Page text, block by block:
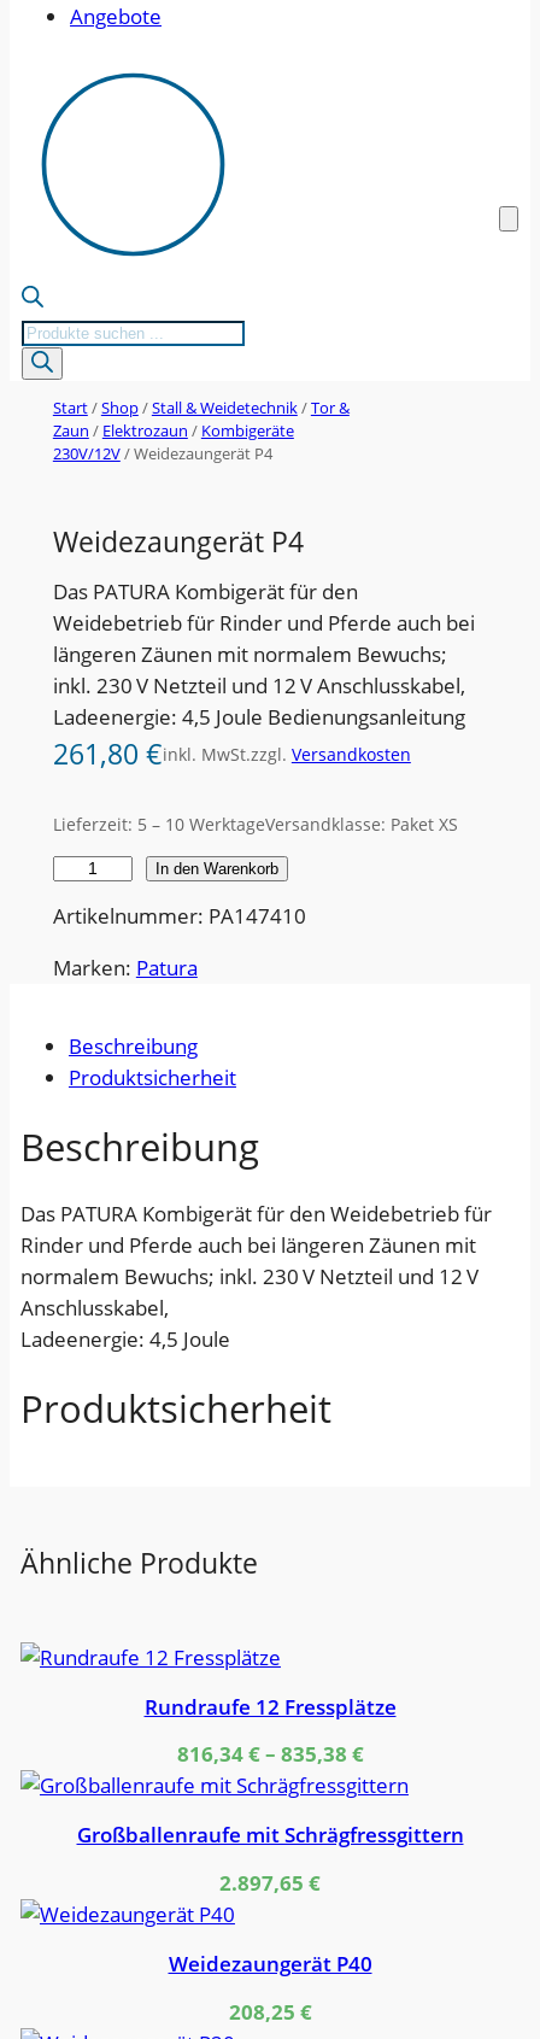
Angebote
Products
search
Start/Shop/Stall & Weidetechnik/Tor &
Zaun / Elektrozaun / Kombigeräte
230V/12V/ Weidezaungerät P4
Weidezaungerät P4
Das PATURA Kombigerät für den
Weidebetrieb für Rinder und Pferde auch bei
längeren Zäunen mit normalem Bewuchs;
inkl. 230 V Netzteil und 12 V Anschlusskabel,
Ladeenergie: 4,5 Joule Bedienungsanleitung
261,80 €inkl. MwSt.zzgl. Versandkosten
Lieferzeit: 5 – 10 WerktageVersandklasse: Paket XS
i
d
a
u
g
r
ä
t
P
4
e
In den Warenkorb
Artikelnummer: PA147410
Marken: Patura
Beschreibung
Produktsicherheit
Beschreibung
Das PATURA Kombigerät für den Weidebetrieb für
Rinder und Pferde auch bei längeren Zäunen mit
normalem Bewuchs; inkl. 230 V Netzteil und 12 V
Anschlusskabel,
Ladeenergie: 4,5 Joule
Produktsicherheit
Ähnliche Produkte
Rundraufe 12 Fressplätze
816,34€– 835,38 €
Großballenraufe mit Schrägfressgittern
2.897,65 €
Weidezaungerät P40
208,25 €